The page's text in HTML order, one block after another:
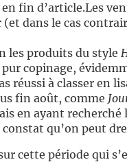
fin d’article.Les
dans le cas
les produits du style
copinage,
réussi à classer en
fin août, comme
en ayant recherché
qu’on peut
cette période qui